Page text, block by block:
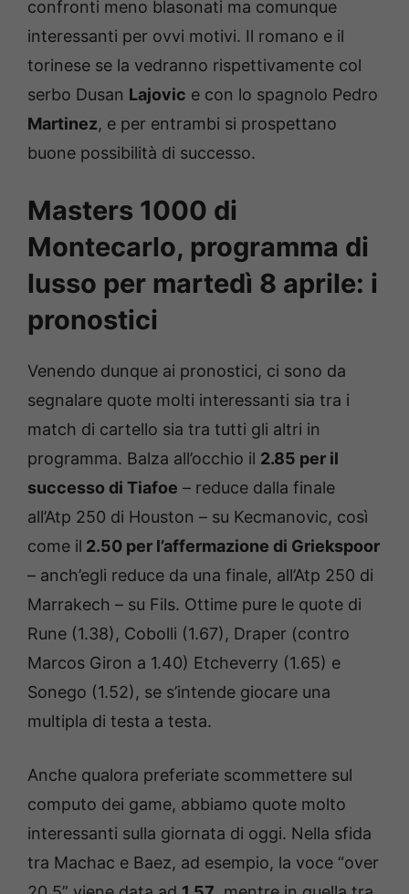
confronti meno blasonati ma comunque
interessanti per ovvi motivi. Il romano e il
torinese se la vedranno rispettivamente col
serbo Dusan Lajovic e con lo spagnolo Pedro
Martinez, e per entrambi si prospettano
buone possibilità di successo.
Masters 1000 di
Montecarlo, programma di
lusso per martedì 8 aprile: i
pronostici
Venendo dunque ai pronostici, ci sono da
segnalare quote molti interessanti sia tra i
match di cartello sia tra tutti gli altri in
programma. Balza all’occhio il 2.85 per il
successo di Tiafoe – reduce dalla finale
all’Atp 250 di Houston – su Kecmanovic, così
come il 2.50 per l’affermazione di Griekspoor
– anch’egli reduce da una finale, all’Atp 250 di
Marrakech – su Fils. Ottime pure le quote di
Rune (1.38), Cobolli (1.67), Draper (contro
Marcos Giron a 1.40) Etcheverry (1.65) e
Sonego (1.52), se s’intende giocare una
multipla di testa a testa.
Anche qualora preferiate scommettere sul
computo dei game, abbiamo quote molto
interessanti sulla giornata di oggi. Nella sfida
tra Machac e Baez, ad esempio, la voce “over